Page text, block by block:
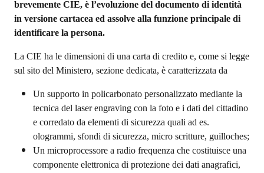
brevemente CIE, è l’evoluzione del documento di identità
in versione cartacea ed assolve alla funzione principale di
identificare la persona.
La CIE ha le dimensioni di una carta di credito e, come si legge
sul sito del Ministero, sezione dedicata, è caratterizzata da
Un supporto in policarbonato personalizzato mediante la
tecnica del laser engraving con la foto e i dati del cittadino
e corredato da elementi di sicurezza quali ad es.
ologrammi, sfondi di sicurezza, micro scritture, guilloches;
Un microprocessore a radio frequenza che costituisce una
componente elettronica di protezione dei dati anagrafici,